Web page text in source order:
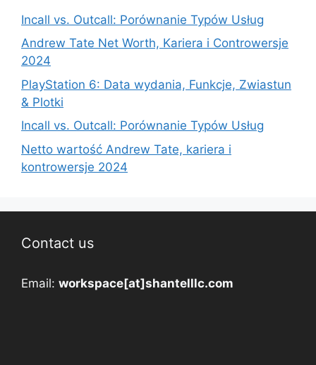
Incall vs. Outcall: Porównanie Typów Usług
Andrew Tate Net Worth, Kariera i Controwersje
2024
PlayStation 6: Data wydania, Funkcje, Zwiastun
& Plotki
Incall vs. Outcall: Porównanie Typów Usług
Netto wartość Andrew Tate, kariera i
kontrowersje 2024
Contact us
Email: workspace[at]shantelllc.com